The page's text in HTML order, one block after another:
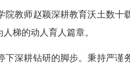
教师赵颖深耕教育沃土数
梯的动人育人篇章。
深耕钻研的脚步。秉持严谨